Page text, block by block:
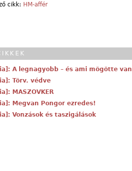
cikk: HM-affér
A legnagyobb – és ami mögötte van
Törv. védve
MASZOVKER
Megvan Pongor ezredes!
Vonzások és taszigálások